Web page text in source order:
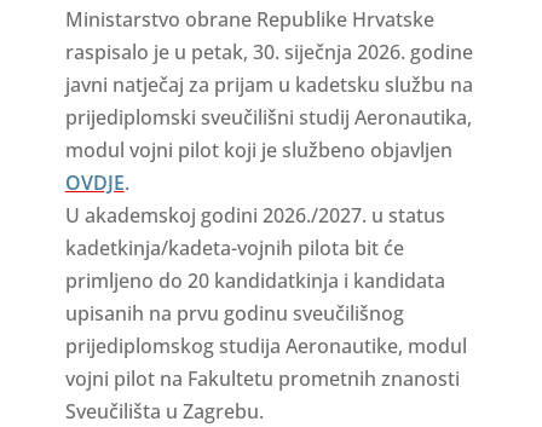
Ministarstvo obrane Republike Hrvatske
raspisalo je u petak, 30. siječnja 2026. godine
javni natječaj za prijam u kadetsku službu na
prijediplomski sveučilišni studij Aeronautika,
modul vojni pilot koji je službeno objavljen
OVDJE.
U akademskoj godini 2026./2027. u status
kadetkinja/kadeta-vojnih pilota bit će
primljeno do 20 kandidatkinja i kandidata
upisanih na prvu godinu sveučilišnog
prijediplomskog studija Aeronautike, modul
vojni pilot na Fakultetu prometnih znanosti
Sveučilišta u Zagrebu.